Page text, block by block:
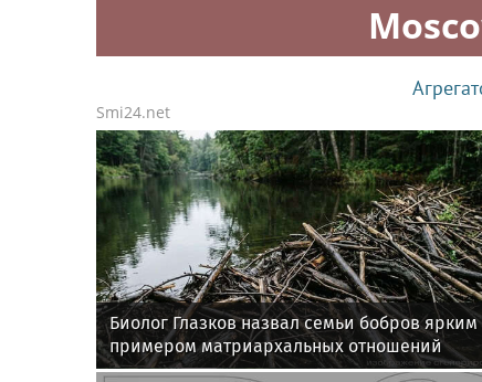
Smi24.net
Биолог Глазков назвал семьи бобров ярким
примером матриархальных отношений